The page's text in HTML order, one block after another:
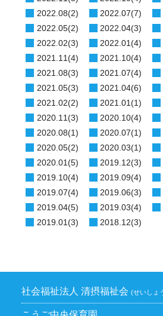
2022.08(2)
2022.07(7)
2022.05(2)
2022.04(3)
2022.02(3)
2022.01(4)
2021.11(4)
2021.10(4)
2021.08(3)
2021.07(4)
2021.05(3)
2021.04(6)
2021.02(2)
2021.01(1)
2020.11(3)
2020.10(4)
2020.08(1)
2020.07(1)
2020.05(2)
2020.03(1)
2020.01(5)
2019.12(3)
2019.10(4)
2019.09(4)
2019.07(4)
2019.06(3)
2019.04(5)
2019.03(4)
2019.01(3)
2018.12(3)
社会福祉法人 清摂福祉会 (せいしょ